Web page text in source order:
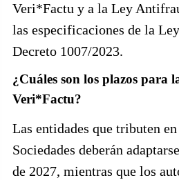
Veri*Factu y a la Ley
las especificaciones de la
Decreto 1007/2023.
¿Cuáles son los plazos para
Veri*Factu?
Las entidades que tributen
Sociedades deberán
de 2027, mientras que los